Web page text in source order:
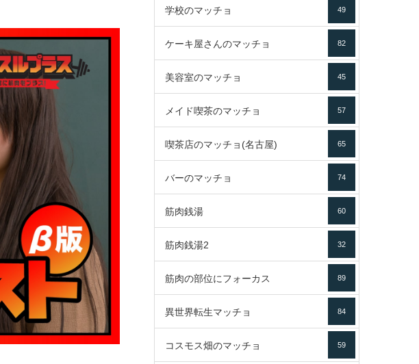
学校のマッチョ 49
ケーキ屋さんのマッチョ 82
美容室のマッチョ 45
メイド喫茶のマッチョ 57
喫茶店のマッチョ(名古屋) 65
バーのマッチョ 74
筋肉銭湯 60
筋肉銭湯2 32
筋肉の部位にフォーカス 89
異世界転生マッチョ 84
コスモス畑のマッチョ 59